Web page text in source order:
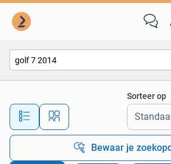
Alle afstanden…
Sorteer op
Bewaar je